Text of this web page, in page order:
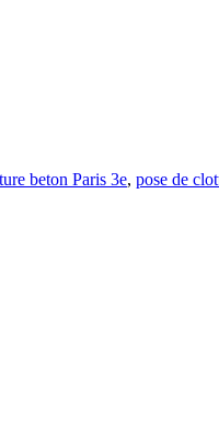
beton Paris 3e, pose de